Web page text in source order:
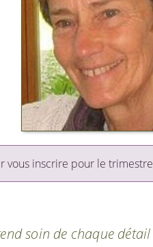
vous inscrire pour le
soin de chaque